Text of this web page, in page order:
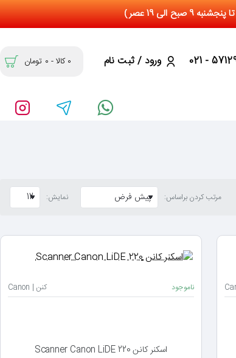
ورود / ثبت نام 0 کالا - 0 تومان
مرتب کردن براساس: نمایش:
ناموجود کنن | Canon
اسکنر کانن Scanner Canon LiDE 220